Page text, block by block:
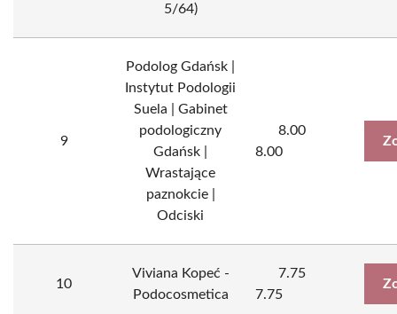
5/64)
9
Podolog Gdańsk |
Instytut Podologii
Suela | Gabinet
podologiczny
Gdańsk |
Wrastające
paznokcie |
Odciski
8.00
8.00
10
Viviana Kopeć -
Podocosmetica
7.75
7.75